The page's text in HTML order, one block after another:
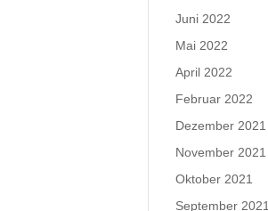
Juni 2022
Mai 2022
April 2022
Februar 2022
Dezember 2021
November 2021
Oktober 2021
September 2021